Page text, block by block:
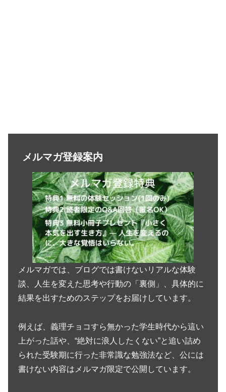
メルマガ登録案内
メルマガでは、ブログでは書けないリアルな体験
談、人生を変えた思考や行動の「裏側」、具体的に
結果を出すためのステップをお届けしています。
例えば、義理チョコすら無かった学生時代から這い
上がった話や、“絶対に浪人したくない”と追い詰め
られた受験期に行った非常識な勉強法など、公には
書けない内容はメルマガ限定で公開しています。